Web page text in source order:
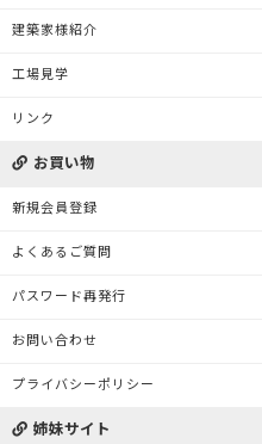
建築家様紹介
工場見学
リンク
お買い物
新規会員登録
よくあるご質問
パスワード再発行
お問い合わせ
プライバシーポリシー
姉妹サイト